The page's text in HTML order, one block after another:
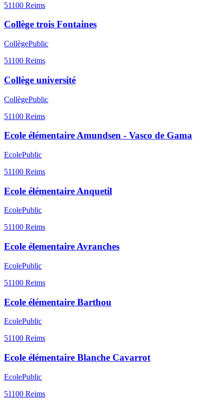
51100 Reims
Collège trois Fontaines
CollègePublic
51100 Reims
Collège université
CollègePublic
51100 Reims
Ecole élémentaire Amundsen - Vasco de Gama
EcolePublic
51100 Reims
Ecole élémentaire Anquetil
EcolePublic
51100 Reims
Ecole élementaire Avranches
EcolePublic
51100 Reims
Ecole élémentaire Barthou
EcolePublic
51100 Reims
Ecole élémentaire Blanche Cavarrot
EcolePublic
51100 Reims